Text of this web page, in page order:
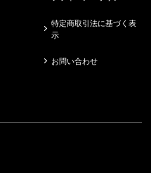
特定商取引法に基づく表
示
お問い合わせ